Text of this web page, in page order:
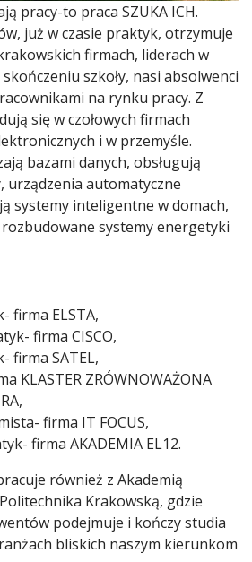
pracy-to praca SZUKA ICH.
już w czasie praktyk, otrzymuje
firmach, liderach w
szkoły, nasi absolwenci
na rynku pracy. Z
się w czołowych firmach
i w przemyśle.
bazami danych, obsługują
urządzenia automatyczne
systemy inteligentne w domach,
systemy energetyki
firma ELSTA,
firma CISCO,
firma SATEL,
KLASTER ZRÓWNOWAŻONA
firma IT FOCUS,
firma AKADEMIA EL12.
również z Akademią
Krakowską, gdzie
podejmuje i kończy studia
bliskich naszym kierunkom